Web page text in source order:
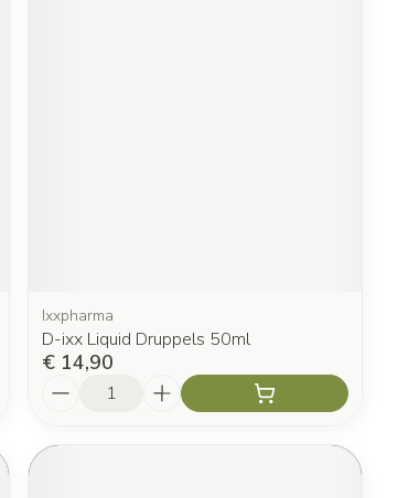
Ixxpharma
D-ixx Liquid Druppels 50ml
€ 14,90